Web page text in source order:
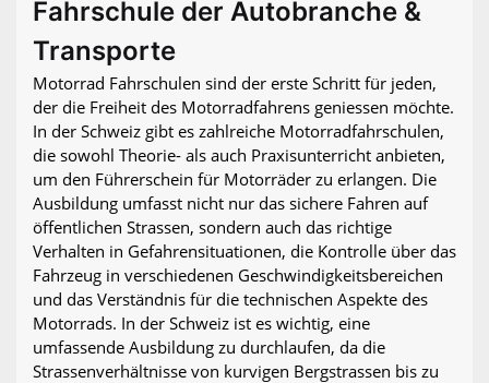
Fahrschule der Autobranche &
Transporte
Motorrad Fahrschulen sind der erste Schritt für jeden,
der die Freiheit des Motorradfahrens geniessen möchte.
In der Schweiz gibt es zahlreiche Motorradfahrschulen,
die sowohl Theorie- als auch Praxisunterricht anbieten,
um den Führerschein für Motorräder zu erlangen. Die
Ausbildung umfasst nicht nur das sichere Fahren auf
öffentlichen Strassen, sondern auch das richtige
Verhalten in Gefahrensituationen, die Kontrolle über das
Fahrzeug in verschiedenen Geschwindigkeitsbereichen
und das Verständnis für die technischen Aspekte des
Motorrads. In der Schweiz ist es wichtig, eine
umfassende Ausbildung zu durchlaufen, da die
Strassenverhältnisse von kurvigen Bergstrassen bis zu